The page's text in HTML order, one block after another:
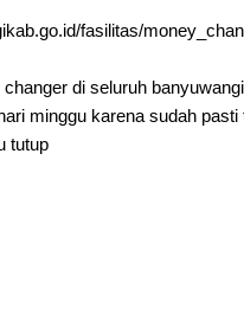
fasilitas/
di seluruh
minggu karena sudah
tutup